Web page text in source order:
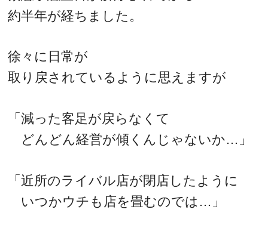
約半年が経ちました。
徐々に日常が
取り戻されているように思えますが
「減った客足が戻らなくて
どんどん経営が傾くんじゃないか…」
「近所のライバル店が閉店したように
いつかウチも店を畳むのでは…」